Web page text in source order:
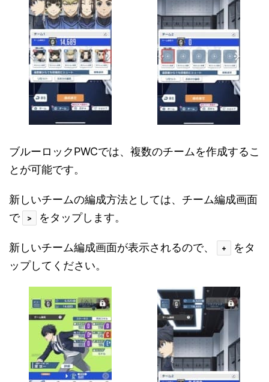
ブルーロックPWCでは、複数のチームを作成するこ
とが可能です。
新しいチームの編成方法としては、チーム編成画面
で
> をタップします。
新しいチーム編成画面が表示されるので、 +
をタ
ップしてください。